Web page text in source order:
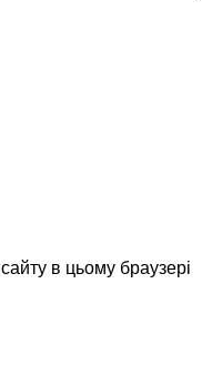
в цьому браузері